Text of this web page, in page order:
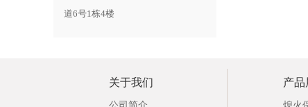
道6号1栋4楼
关于我们 产品